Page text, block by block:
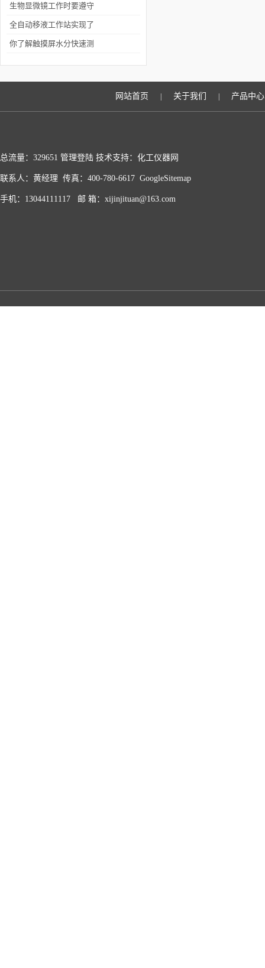
理，发展以及应用
生物显微镜工作时要遵守
哪些要求
全自动移液工作站实现了
实验操作的自动化运行
你了解触摸屏水分快速测
网站首页 关于我们 产品中心
总流量：329651 管理登陆 技术支持：化工仪器网
联系人：黄经理 传真：400-780-6617 GoogleSitemap
手机：13044111117 邮 箱：xijinjituan@163.com